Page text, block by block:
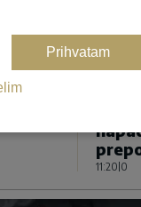
Prihvatam
11:20 0